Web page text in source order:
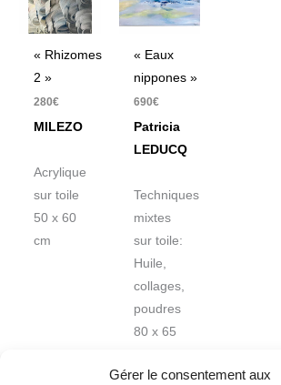
Gérer le consentement aux
« Rhizomes
2 »
280€
MILEZO
Acrylique
sur toile
50 x 60
cm
« Eaux
nippones »
690€
Patricia
LEDUCQ
Techniques
mixtes
sur toile:
Huile,
collages,
poudres
80 x 65